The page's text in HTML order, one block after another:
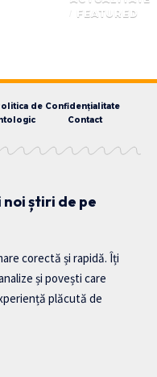
FEATURED
de Confidențialitate
Contact
noi știri de pe
corectă și rapidă. Îți
și povești care
plăcută de